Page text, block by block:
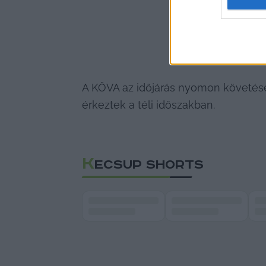
web or
I want
A KÖVA az időjárás nyomon
érkeztek a téli időszakban.
KECSUP SHORTS